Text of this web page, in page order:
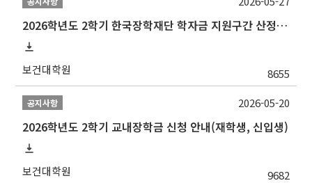
2026학년도 2학기 한국장학재단 학자금 지원구간 산정 신청 안내
보건대학원 8655
공지사항
2026학년도 2학기 교내장학금 신청 안내(재학생, 신입생)
보건대학원 9682
2026-05-20